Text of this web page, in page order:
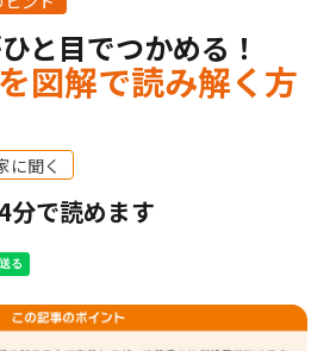
と目でつかめる！
図解で読み解く方
に聞く
分で読めます